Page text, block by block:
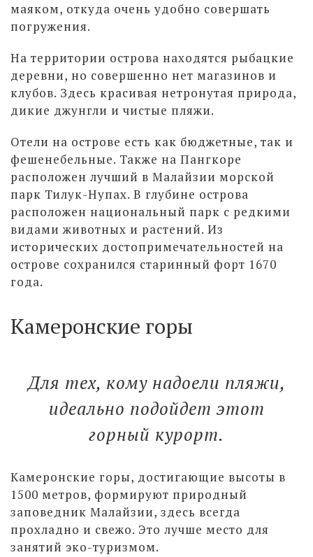
маяком, откуда очень удобно совершать
погружения.
На территории острова находятся рыбацкие
деревни, но совершенно нет магазинов и
клубов. Здесь красивая нетронутая природа,
дикие джунгли и чистые пляжи.
Отели на острове есть как бюджетные, так и
фешенебельные. Также на Пангкоре
расположен лучший в Малайзии морской
парк Тилук-Нупах. В глубине острова
расположен национальный парк с редкими
видами животных и растений. Из
исторических достопримечательностей на
острове сохранился старинный форт 1670
года.
Камеронские горы
Для тех, кому надоели пляжи,
идеально подойдет этот
горный курорт.
Камеронские горы, достигающие высоты в
1500 метров, формируют природный
заповедник Малайзии, здесь всегда
прохладно и свежо. Это лучше место для
занятий эко-туризмом.